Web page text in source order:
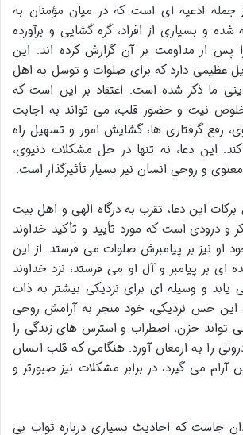
ادعیه ای است که در میان مؤمنان به
و بسیاری از افراد، گره گشایی و برآورده
از مداومت بر آن گزارش کرده اند. این
عظیمی دارد که برای صلوات و توسل به اهل
ما ذکر شده است. اعتقاد بر این است که
خلوص نیت و حضور قلب، می تواند به اجابت
رفع گرفتاری ها، گشایش امور و تسهیل راه
این دعا، نه تنها در حل مشکلات دنیوی،
و روحی انسان نیز بسیار تأثیرگذار است.
این دعا، تقرب به درگاه الهی و اهل بیت
درودی است که مورد تأیید و تأکید خداوند
او نیز بر پیامبرش صلوات می فرستد. از این
ای بر پیامبر و آل او می فرستد، نزد خداوند
و وسیله ای برای نزدیکی بیشتر به ذات
این حس نزدیکی، خود منجر به آرامش روحی
تواند حزن، اضطراب و استرس های زندگی را
را به ارمغان آورد. هنگامی که قلب انسان
آرام می گیرد، در برابر مشکلات نیز صبورتر و
جاست که احادیث بسیاری درباره ثواب بی